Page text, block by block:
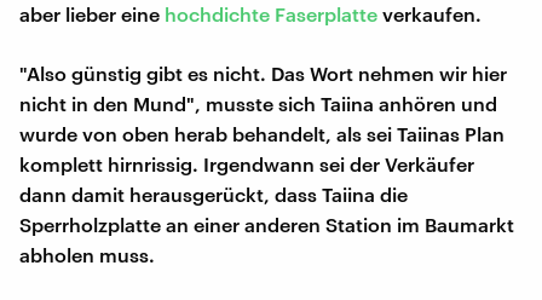
aber lieber eine hochdichte Faserplatte verkaufen.
"Also günstig gibt es nicht. Das Wort nehmen wir hier
nicht in den Mund", musste sich Taiina anhören und
wurde von oben herab behandelt, als sei Taiinas Plan
komplett hirnrissig. Irgendwann sei der Verkäufer
dann damit herausgerückt, dass Taiina die
Sperrholzplatte an einer anderen Station im Baumarkt
abholen muss.